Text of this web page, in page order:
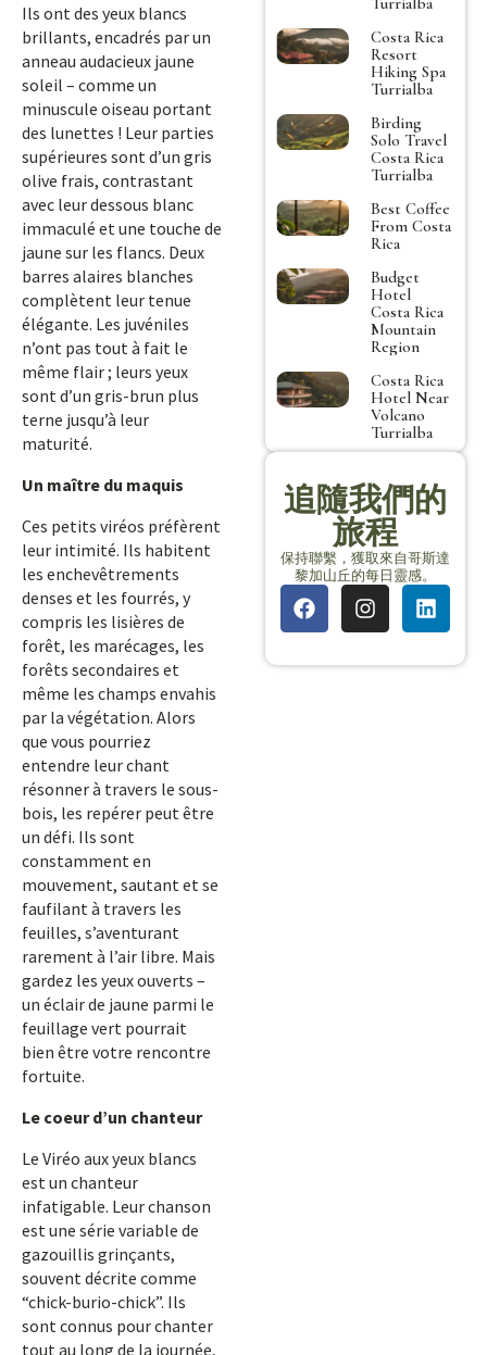
Ils ont des yeux blancs
brillants, encadrés par un
anneau audacieux jaune
soleil – comme un
minuscule oiseau portant
des lunettes ! Leur parties
supérieures sont d’un gris
olive frais, contrastant
avec leur dessous blanc
immaculé et une touche de
jaune sur les flancs. Deux
barres alaires blanches
complètent leur tenue
élégante. Les juvéniles
n’ont pas tout à fait le
même flair ; leurs yeux
sont d’un gris-brun plus
terne jusqu’à leur
maturité.
Un maître du maquis
Ces petits viréos préfèrent
leur intimité. Ils habitent
les enchevêtrements
denses et les fourrés, y
compris les lisières de
forêt, les marécages, les
forêts secondaires et
même les champs envahis
par la végétation. Alors
que vous pourriez
entendre leur chant
résonner à travers le sous-
bois, les repérer peut être
un défi. Ils sont
constamment en
mouvement, sautant et se
faufilant à travers les
feuilles, s’aventurant
rarement à l’air libre. Mais
gardez les yeux ouverts –
un éclair de jaune parmi le
feuillage vert pourrait
bien être votre rencontre
fortuite.
Le coeur d’un chanteur
Le Viréo aux yeux blancs
est un chanteur
infatigable. Leur chanson
est une série variable de
gazouillis grinçants,
souvent décrite comme
“chick-burio-chick”. Ils
sont connus pour chanter
tout au long de la journée,
Costa Rica
Resort
Hiking Spa
Turrialba
Birding
Solo Travel
Costa Rica
Turrialba
Best Coffee
From Costa
Rica
Budget
Hotel
Costa Rica
Mountain
Region
Costa Rica
Hotel Near
Volcano
Turrialba
追隨我們的
旅程
保持聯繫，獲取來自哥斯達
黎加山丘的每日靈感。